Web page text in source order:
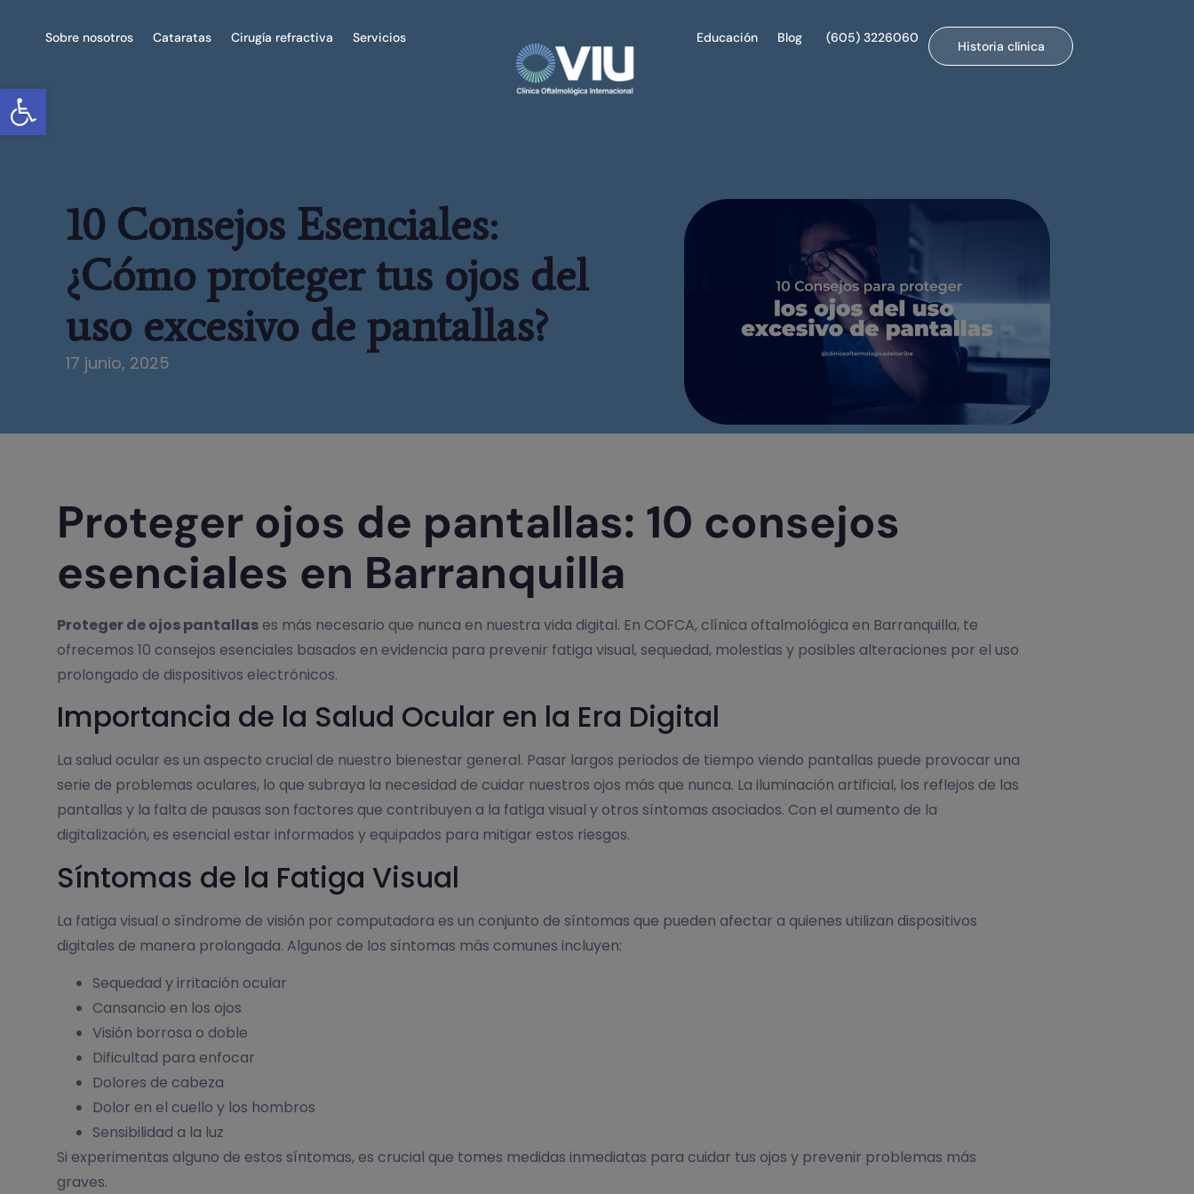
Abrir barra de herramientas
Sobre nosotros Cataratas Cirugía refractiva Servicios Educación Blog (605) 3226060
Historia clínica
10 Consejos Esenciales:
¿Cómo proteger tus ojos del
uso excesivo de pantallas?
17 junio, 2025
Proteger ojos de pantallas: 10 consejos
esenciales en Barranquilla
Proteger de ojos pantallas es más necesario que nunca en nuestra vida digital. En COFCA, clínica oftalmológica en Barranquilla, te
ofrecemos 10 consejos esenciales basados en evidencia para prevenir fatiga visual, sequedad, molestias y posibles alteraciones por el uso
prolongado de dispositivos electrónicos.
Importancia de la Salud Ocular en la Era Digital
La salud ocular es un aspecto crucial de nuestro bienestar general. Pasar largos periodos de tiempo viendo pantallas puede provocar una
serie de problemas oculares, lo que subraya la necesidad de cuidar nuestros ojos más que nunca. La iluminación artificial, los reflejos de las
pantallas y la falta de pausas son factores que contribuyen a la fatiga visual y otros síntomas asociados. Con el aumento de la
digitalización, es esencial estar informados y equipados para mitigar estos riesgos.
Síntomas de la Fatiga Visual
La fatiga visual o síndrome de visión por computadora es un conjunto de síntomas que pueden afectar a quienes utilizan dispositivos
digitales de manera prolongada. Algunos de los síntomas más comunes incluyen:
Sequedad y irritación ocular
Cansancio en los ojos
Visión borrosa o doble
Dificultad para enfocar
Dolores de cabeza
Dolor en el cuello y los hombros
Sensibilidad a la luz
Si experimentas alguno de estos síntomas, es crucial que tomes medidas inmediatas para cuidar tus ojos y prevenir problemas más
graves.